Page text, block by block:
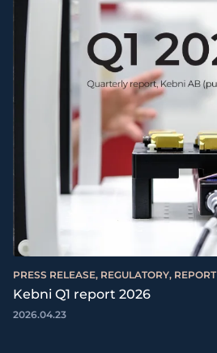
PRESS RELEASE, REGULATORY, REPORT
Kebni Q1 report 2026
2026.04.23